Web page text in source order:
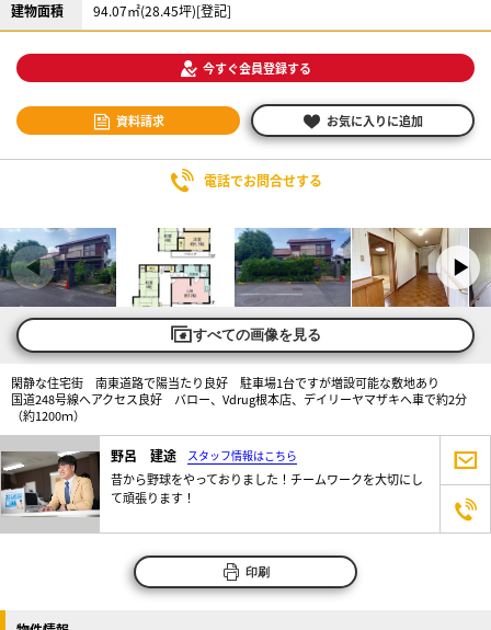
建物面積 94.07㎡(28.45坪)[登記]
今すぐ会員登録する
資料請求 お気に入りに追加
電話でお問合せする
すべての画像を見る
閑静な住宅街 南東道路で陽当たり良好 駐車場1台ですが増設可能な敷地あり
国道248号線へアクセス良好 バロー、Vdrug根本店、デイリーヤマザキへ車で約2分
（約1200ｍ）
野呂 建途 スタッフ情報はこちら
昔から野球をやっておりました！チームワークを大切にし
て頑張ります！
印刷